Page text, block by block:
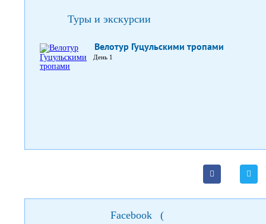
Туры и экскурсии
Велотур Гуцульскими тропами
День 1
Facebook (